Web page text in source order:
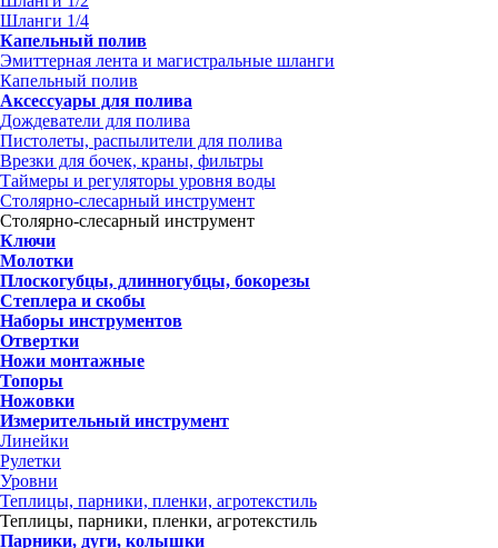
Шланги 1/4
Капельный полив
Эмиттерная лента и магистральные шланги
Капельный полив
Аксессуары для полива
Дождеватели для полива
Пистолеты, распылители для полива
Врезки для бочек, краны, фильтры
Таймеры и регуляторы уровня воды
Столярно-слесарный инструмент
Столярно-слесарный инструмент
Ключи
Молотки
Плоскогубцы, длинногубцы, бокорезы
Степлера и скобы
Наборы инструментов
Отвертки
Ножи монтажные
Топоры
Ножовки
Измерительный инструмент
Линейки
Рулетки
Уровни
Теплицы, парники, пленки, агротекстиль
Теплицы, парники, пленки, агротекстиль
Парники, дуги, колышки